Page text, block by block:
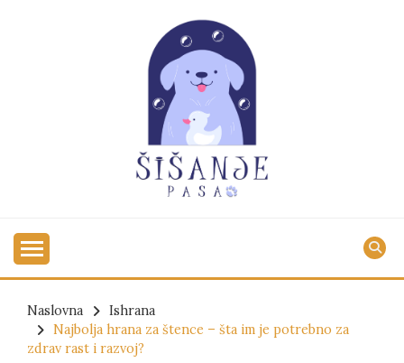
Naslovna
Ishrana
Najbolja hrana za štence – šta im je potrebno za
zdrav rast i razvoj?